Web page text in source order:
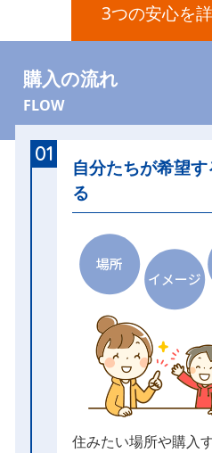
3つの安心を
購入の流れ
FLOW
01
自分たちが希望
る
住みたい場所や購入